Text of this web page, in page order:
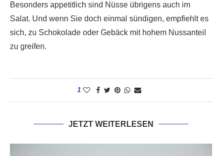
Besonders appetitlich sind Nüsse übrigens auch im
Salat. Und wenn Sie doch einmal sündigen, empfiehlt es
sich, zu Schokolade oder Gebäck mit hohem Nussanteil
zu greifen.
1
JETZT WEITERLESEN